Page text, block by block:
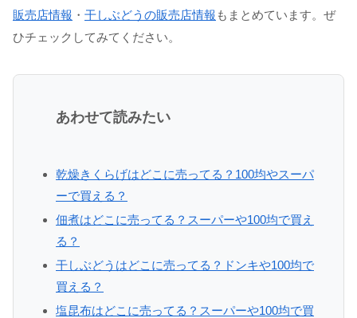
販売店情報 ・ 干しぶどうの販売店情報 もまとめています。ぜ
ひチェックしてみてください。
あわせて読みたい
乾燥きくらげはどこに売ってる？100均やスーパ
ーで買える？
佃煮はどこに売ってる？スーパーや100均で買え
る？
干しぶどうはどこに売ってる？ドンキや100均で
買える？
塩昆布はどこに売ってる？スーパーや100均で買